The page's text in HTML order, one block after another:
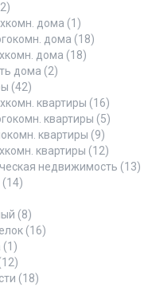
дома (1)
дома (18)
дома (18)
дома (2)
(42)
квартиры (16)
квартиры (5)
квартиры (9)
квартиры (12)
недвижимость (13)
(14)
(8)
(16)
(1)
(18)